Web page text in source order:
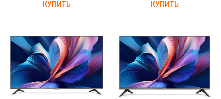
КУПИТЬ КУПИТЬ